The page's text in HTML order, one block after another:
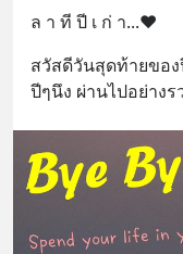
ล า ที ปี เ ก่ า...❤️
สวัสดีวันสุดท้ายของ
ปีๆนึง ผ่านไปอย่างร